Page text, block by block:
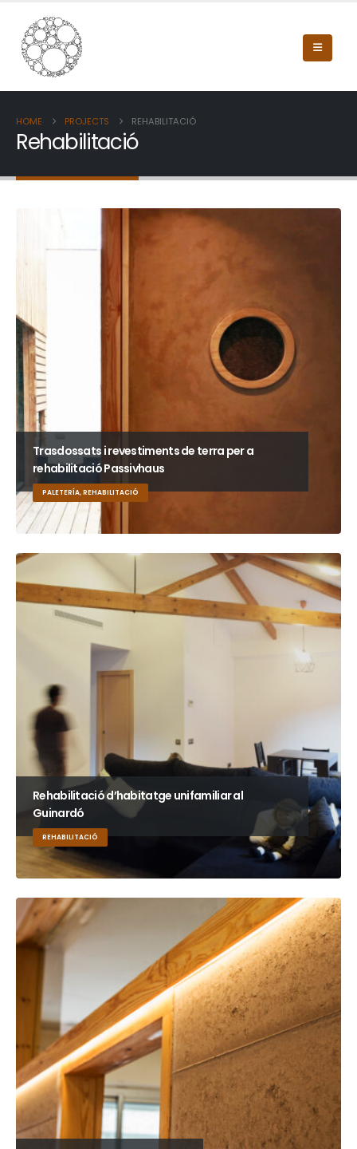
HOME PROJECTS REHABILITACIÓ
Rehabilitació
Trasdossats i revestiments de terra per a
rehabilitació Passivhaus
PALETERÍA, REHABILITACIÓ
Rehabilitació d’habitatge unifamiliar al
Guinardó
REHABILITACIÓ